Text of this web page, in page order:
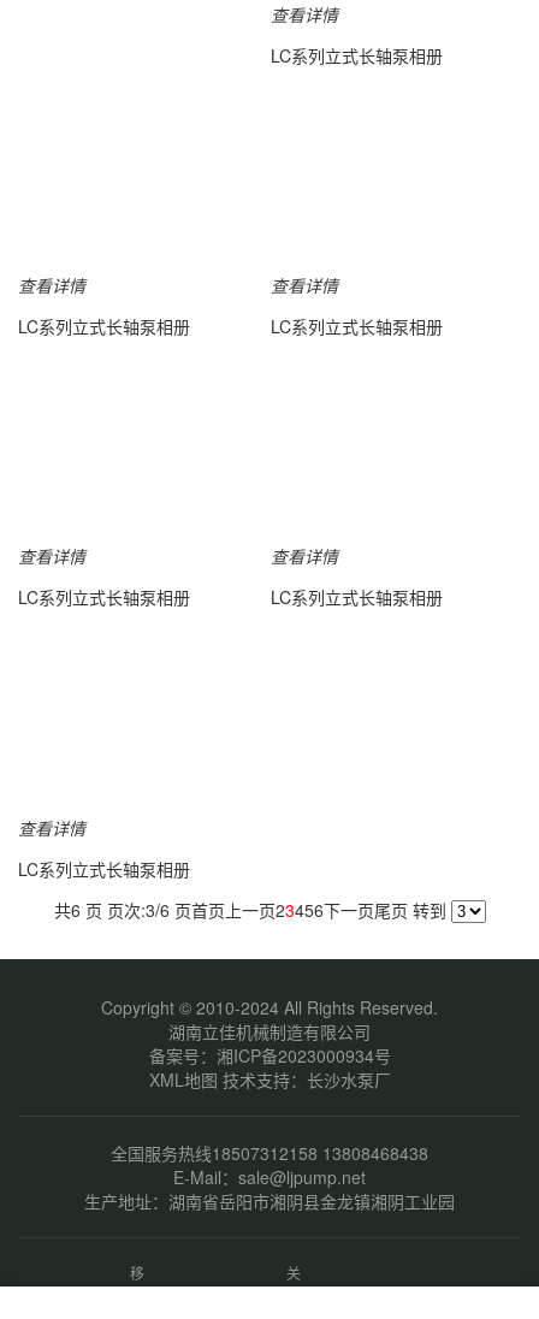
查看详情
LC系列立式长轴泵相册
查看详情
LC系列立式长轴泵相册
查看详情
LC系列立式长轴泵相册
查看详情
LC系列立式长轴泵相册
查看详情
LC系列立式长轴泵相册
查看详情
LC系列立式长轴泵相册
共6 页 页次:3/6 页首页 上一页23456下一页尾页 转到
Copyright © 2010-2024 All Rights Reserved.
湖南立佳机械制造有限公司
备案号： 湘ICP备2023000934号
XML地图 技术支持： 长沙水泵厂
全国服务热线18507312158 13808468438
E-Mail：sale@ljpump.net
生产地址：湖南省岳阳市湘阴县金龙镇湘阴工业园
移
关